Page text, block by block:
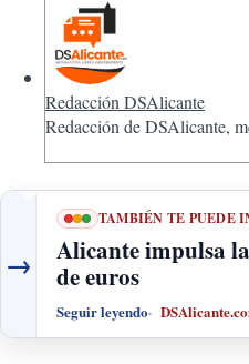
Redacción DSAlicante
Redacción de DSAlicante,
→
TAMBIÉN TE PUEDE
Alicante impulsa
de euros
Seguir leyendo